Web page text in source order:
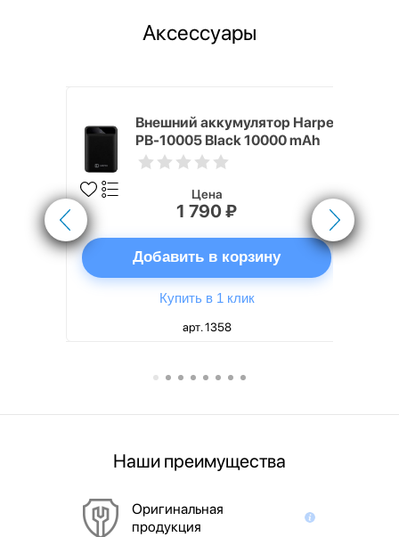
Аксессуары
Внешний аккумулятор Harper
PB-10005 Black 10000 mAh
Цена
1 790 ₽
Добавить в корзину
Купить в 1 клик
арт. 1358
Наши преимущества
Оригинальная
продукция